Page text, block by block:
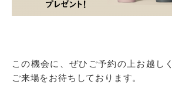
この機会に、ぜひご予約の上お越し
ご来場をお待ちしております。